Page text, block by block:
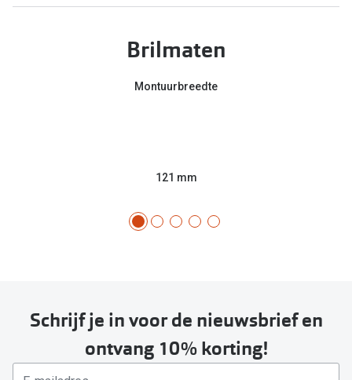
Brilmaten
Montuurbreedte
121 mm
Schrijf je in voor de nieuwsbrief en
ontvang 10% korting!